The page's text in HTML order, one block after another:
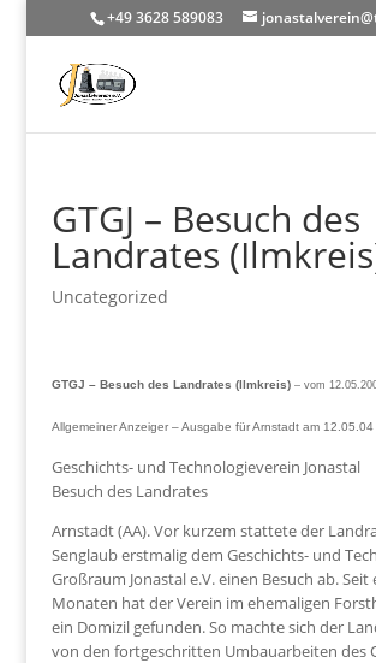
+49 3628 589083
GTGJ – Besuch des
Landrates
Uncategorized
GTGJ – Besuch des Landrates (Ilmkreis)– vom
Allgemeiner Anzeiger – Ausgabe für Arnstadt am 12.05.04
Geschichts- und Technologieverein Jonastal
Besuch des Landrates
Arnstadt (AA). Vor kurzem stattete der
Senglaub erstmalig dem Geschichts- und
Großraum Jonastal e.V. einen Besuch ab. Seit
Monaten hat der Verein im ehemaligen
ein Domizil gefunden. So machte sich der
von den fortgeschritten Umbauarbeiten des